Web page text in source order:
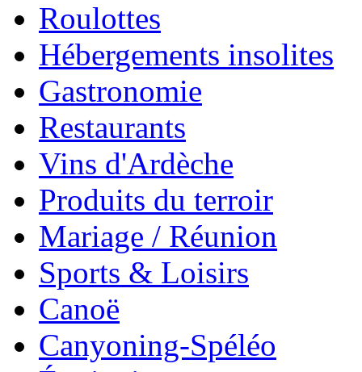
Roulottes
Hébergements insolites
Gastronomie
Restaurants
Vins d'Ardèche
Produits du terroir
Mariage / Réunion
Sports & Loisirs
Canoë
Canyoning-Spéléo